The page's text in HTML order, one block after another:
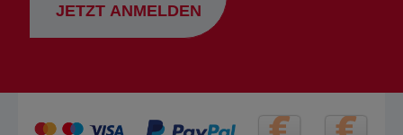
JETZT ANMELDEN